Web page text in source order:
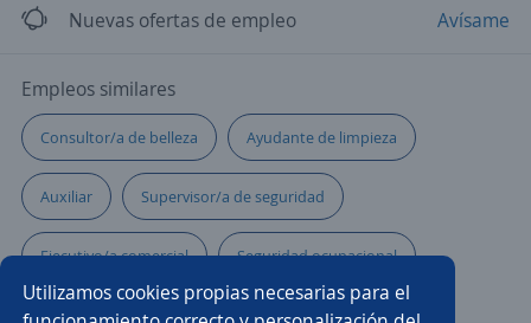
Utilizamos cookies propias necesarias para el
Nuevas ofertas de empleo Avísame
Empleos similares
Consultor/a de belleza Ayudante de limpieza
Auxiliar Supervisor/a de seguridad
Ejecutivo/a comercial Seguridad ocupacional
Ayudante de servicios generales Jefe/a de guardia